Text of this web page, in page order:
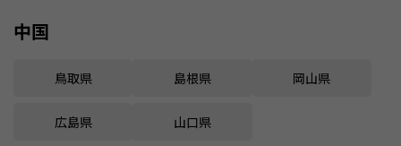
中国
鳥取県 島根県 岡山県
広島県 山口県